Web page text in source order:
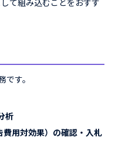
す。
析
用対効果）の確認・入札